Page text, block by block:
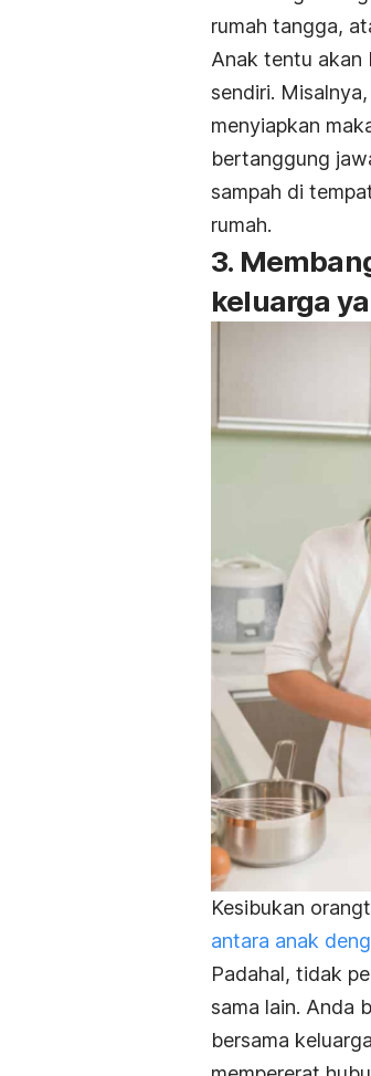
rumah tangga,
Anak tentu akan
sendiri.
menyiapkan
bertanggung
sampah di
rumah.
3.
keluarga
Kesibukan
antara anak
Padahal, tidak
sama lain. Anda
bersama